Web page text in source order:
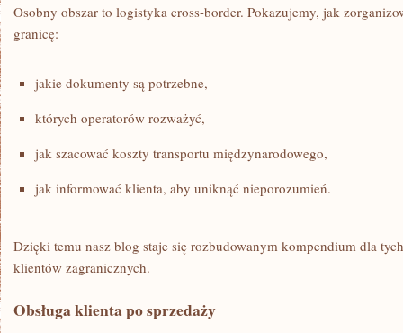
Osobny obszar to logistyka cross-border. Pokazujemy, jak
granicę:
jakie dokumenty są potrzebne,
których operatorów rozważyć,
jak szacować koszty transportu międzynarodowego,
jak informować klienta, aby uniknąć nieporozumień.
Dzięki temu nasz blog staje się rozbudowanym kompendium dla
klientów zagranicznych.
Obsługa klienta po sprzedaży